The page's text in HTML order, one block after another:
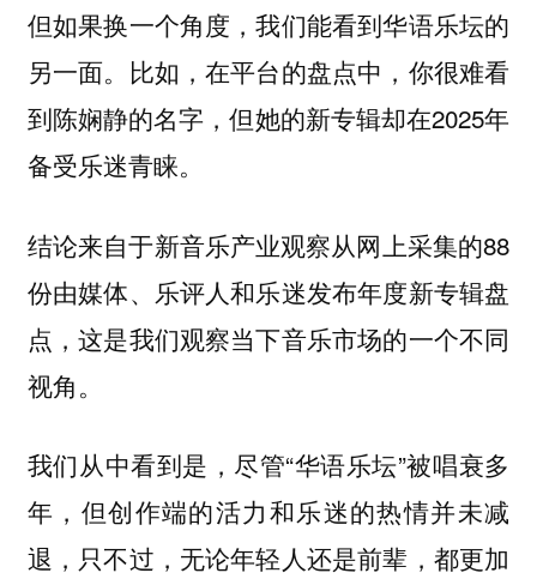
但如果换一个角度，我们能看到华语乐坛的
另一面。比如，在平台的盘点中，你很难看
到陈娴静的名字，但她的新专辑却在2025年
备受乐迷青睐。
结论来自于新音乐产业观察从网上采集的88
份由媒体、乐评人和乐迷发布年度新专辑盘
点，这是我们观察当下音乐市场的一个不同
视角。
我们从中看到是，尽管“华语乐坛”被唱衰多
年，但创作端的活力和乐迷的热情并未减
退，只不过，无论年轻人还是前辈，都更加